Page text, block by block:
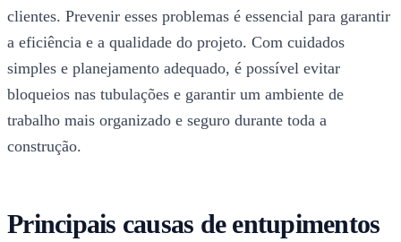
clientes. Prevenir esses problemas é essencial para garantir
a eficiência e a qualidade do projeto. Com cuidados
simples e planejamento adequado, é possível evitar
bloqueios nas tubulações e garantir um ambiente de
trabalho mais organizado e seguro durante toda a
construção.
Principais causas de entupimentos